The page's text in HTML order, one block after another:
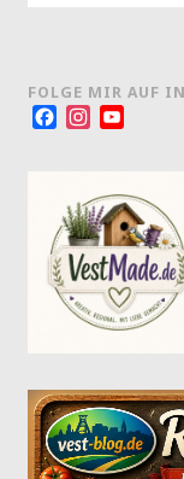
FOLGE MIR AUF
FacebookInstagram